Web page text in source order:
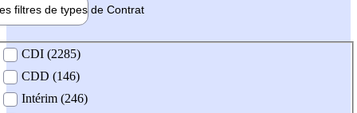
filtres de types de Contrat
contrat
CDI (2285)
CDD (146)
Intérim (246)